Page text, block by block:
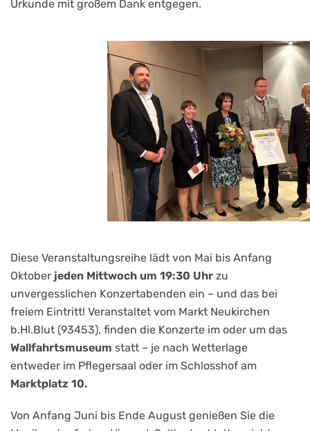
Urkunde mit großem Dank entgegen.
Diese Veranstaltungsreihe lädt von Mai bis Anfang
Oktober jeden Mittwoch um 19:30 Uhr zu
unvergesslichen Konzertabenden ein – und das bei
freiem Eintritt! Veranstaltet vom Markt Neukirchen
b.Hl.Blut (93453), finden die Konzerte im oder um das
Wallfahrtsmuseum statt – je nach Wetterlage
entweder im Pflegersaal oder im Schlosshof am
Marktplatz 10.
Von Anfang Juni bis Ende August genießen Sie die